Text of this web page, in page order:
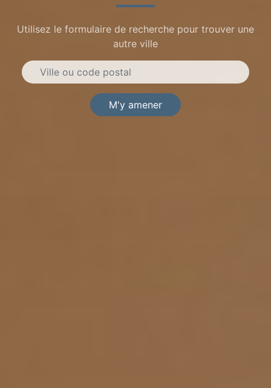
Utilisez le formulaire de recherche pour trouver une
autre ville
M'y amener